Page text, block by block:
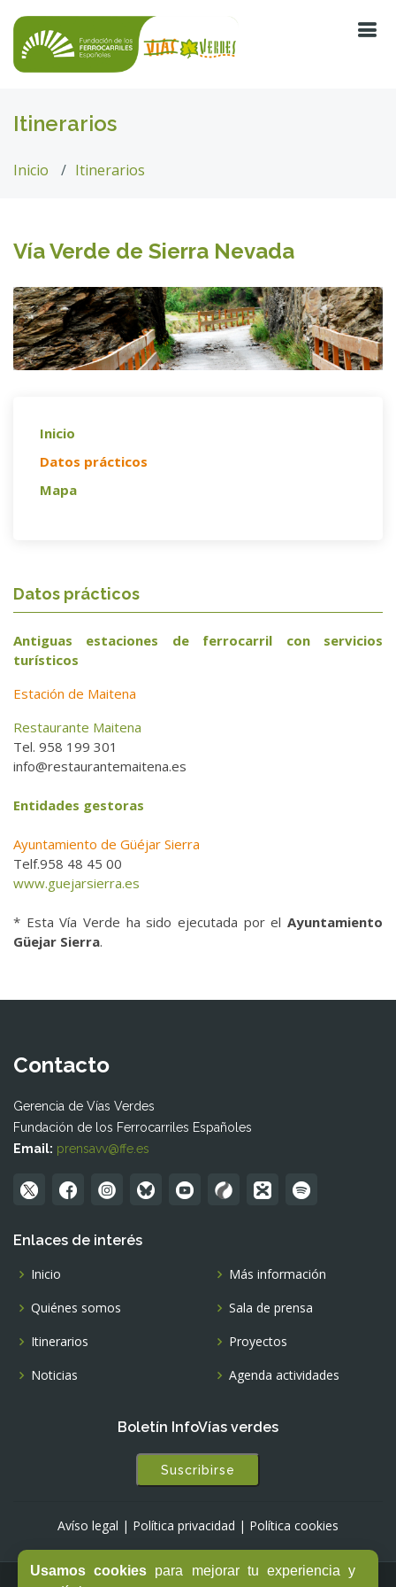
Usamos cookies para mejorar tu experiencia y
Itinerarios
Inicio Itinerarios
Vía Verde de Sierra Nevada
Inicio
Datos prácticos
Mapa
Datos prácticos
Antiguas estaciones de ferrocarril con servicios
turísticos
Estación de Maitena
Restaurante Maitena
Tel. 958 199 301
info@restaurantemaitena.es
Entidades gestoras
Ayuntamiento de Güéjar Sierra
Telf.958 48 45 00
www.guejarsierra.es
* Esta Vía Verde ha sido ejecutada por el Ayuntamiento
Güejar Sierra.
Contacto
Gerencia de Vías Verdes
Fundación de los Ferrocarriles Españoles
Email: prensavv@ffe.es
Enlaces de interés
Inicio
Quiénes somos
Itinerarios
Noticias
Más información
Sala de prensa
Proyectos
Agenda actividades
Boletín InfoVías verdes
Suscribirse
Avíso legal | Política privacidad | Política cookies